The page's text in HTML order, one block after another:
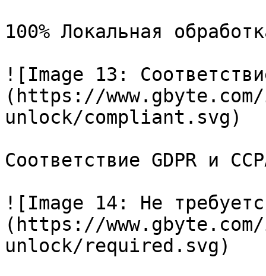
100% Локальная
![Image 13:
(https://
unlock/compliant.svg)
Соответствие GDPR и
![Image 14: Не
(https://
unlock/required.svg)